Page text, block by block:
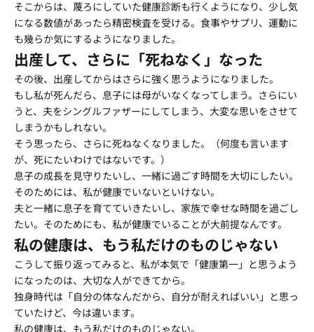
そこからは、蔑ろにしていた健康診断も行くようになり、少し気
になる数値があったら精密検査を受ける。食事やサプリ、運動に
も幾らか気にするようになりました。
出産して、さらに「死ねなく」なった
その後、出産してからはさらに強く思うようになりました。
もし私が死んだら、息子には母がいなくなってしまう。さらにい
うと、夫をシングルファザーにしてしまう、大変な思いをさせて
しまうかもしれない。
そう思ったら、さらに死ねなくなりました。（何度も言います
が、死にたいわけではないです。）
息子の成長を見守りたいし、一緒に過ごす時間を大切にしたい。
そのためには、私が健康でいないといけない。
夫と一緒に息子を育てていきたいし、家族で幸せな時間を過ごし
たい。そのためにも、私が健康でいることが大前提なんです。
私の健康は、もう私だけのものじゃない
こうして振り返ってみると、私が本気で「健康第一」と思うよう
になったのは、大切な人ができてから。
独身時代は「自分の体なんだから、自分が耐えればいい」と思っ
ていたけど、今は違います。
私の健康は、もう私だけのものじゃない。